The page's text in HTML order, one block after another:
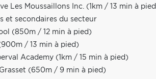
Les Moussaillons Inc. (1km / 13 min à
et secondaires du secteur
(850m / 12 min à pied)
/ 13 min à pied)
Academy (1km / 15 min à pied)
(650m / 9 min à pied)